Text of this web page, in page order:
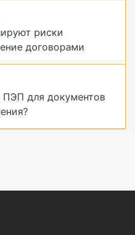
риски
договорами
для документов